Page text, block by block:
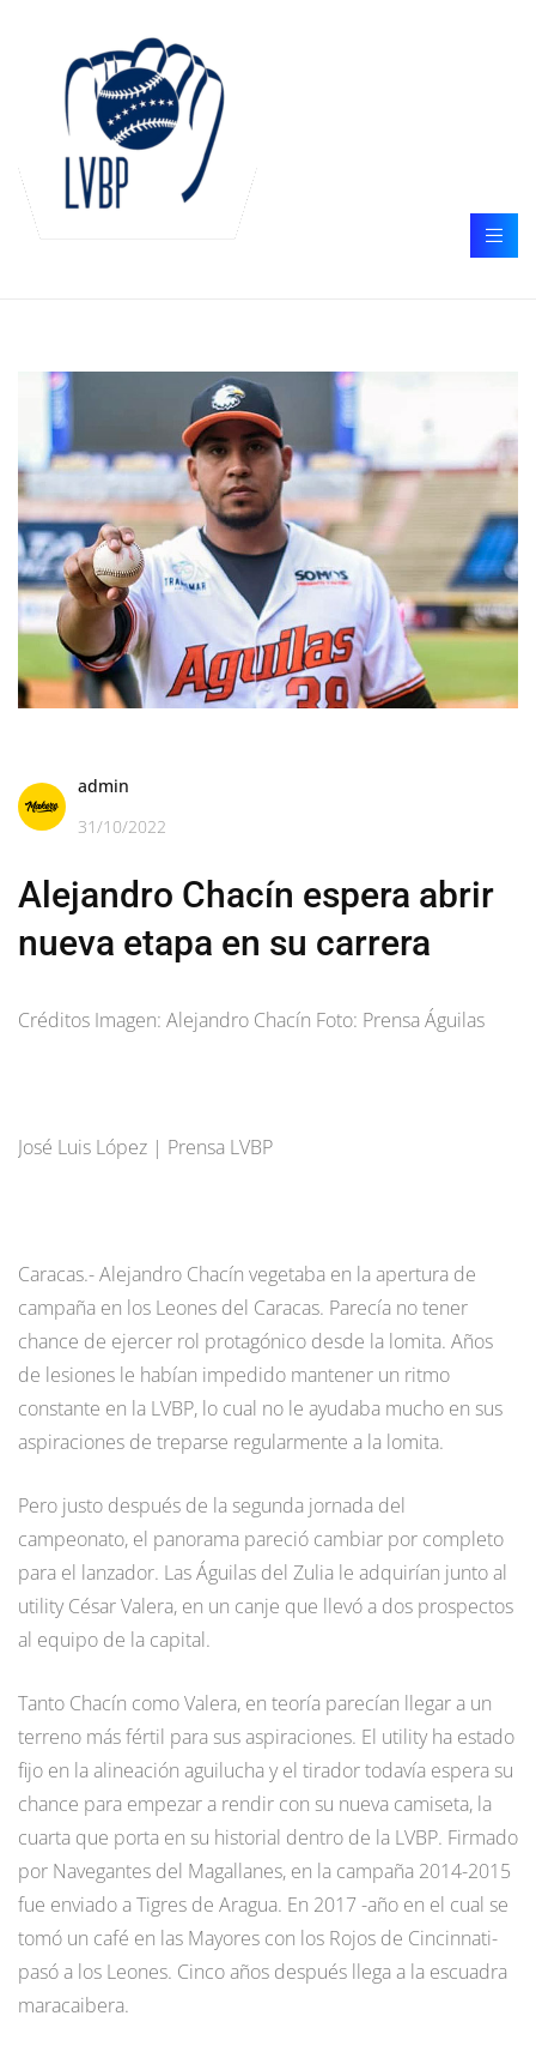
admin
31/10/2022
Alejandro Chacín espera abrir
nueva etapa en su carrera
Créditos Imagen: Alejandro Chacín Foto: Prensa Águilas
José Luis López | Prensa LVBP
Caracas.- Alejandro Chacín vegetaba en la apertura de
campaña en los Leones del Caracas. Parecía no tener
chance de ejercer rol protagónico desde la lomita. Años
de lesiones le habían impedido mantener un ritmo
constante en la LVBP, lo cual no le ayudaba mucho en sus
aspiraciones de treparse regularmente a la lomita.
Pero justo después de la segunda jornada del
campeonato, el panorama pareció cambiar por completo
para el lanzador. Las Águilas del Zulia le adquirían junto al
utility César Valera, en un canje que llevó a dos prospectos
al equipo de la capital.
Tanto Chacín como Valera, en teoría parecían llegar a un
terreno más fértil para sus aspiraciones. El utility ha estado
fijo en la alineación aguilucha y el tirador todavía espera su
chance para empezar a rendir con su nueva camiseta, la
cuarta que porta en su historial dentro de la LVBP. Firmado
por Navegantes del Magallanes, en la campaña 2014-2015
fue enviado a Tigres de Aragua. En 2017 -año en el cual se
tomó un café en las Mayores con los Rojos de Cincinnati-
pasó a los Leones. Cinco años después llega a la escuadra
maracaibera.